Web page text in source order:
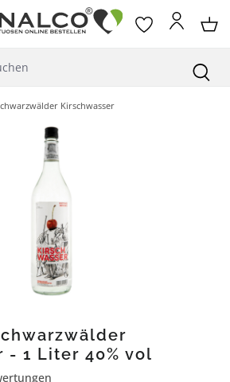
Kirschwasser
- 1 Liter 40% vol